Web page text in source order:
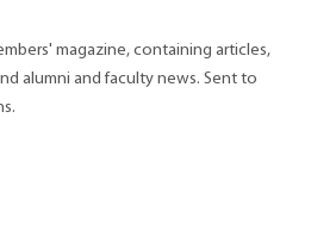
magazine, containing articles,
alumni and faculty news. Sent to